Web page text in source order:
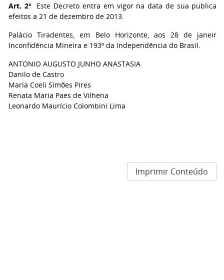
Art. 2ºEste Decreto entra em vigor na data de sua
efeitos a 21 de dezembro de 2013.
Palácio Tiradentes, em Belo Horizonte, aos 28 de
Inconfidência Mineira e 193º da Independência do Brasil.
ANTONIO AUGUSTO JUNHO ANASTASIA
Danilo de Castro
Maria Coeli Simões Pires
Renata Maria Paes de Vilhena
Leonardo Maurício Colombini Lima
Imprimir Conteúdo